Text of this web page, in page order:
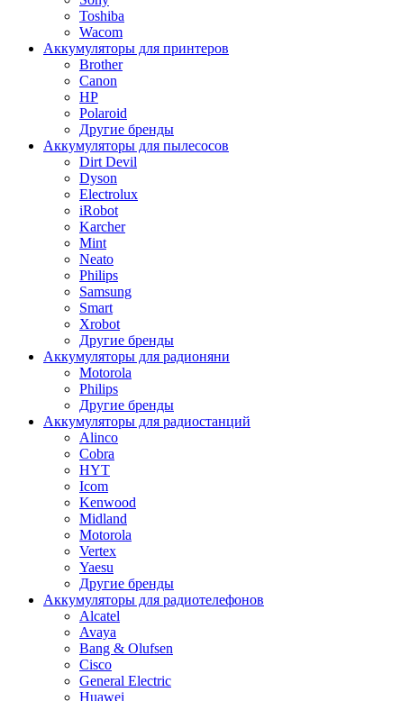
Toshiba
Wacom
Аккумуляторы для принтеров
Brother
Canon
HP
Polaroid
Другие бренды
Аккумуляторы для пылесосов
Dirt Devil
Dyson
Electrolux
iRobot
Karcher
Mint
Neato
Philips
Samsung
Smart
Xrobot
Другие бренды
Аккумуляторы для радионяни
Motorola
Philips
Другие бренды
Аккумуляторы для радиостанций
Alinco
Cobra
HYT
Icom
Kenwood
Midland
Motorola
Vertex
Yaesu
Другие бренды
Аккумуляторы для радиотелефонов
Alcatel
Avaya
Bang & Olufsen
Cisco
General Electric
Huawei